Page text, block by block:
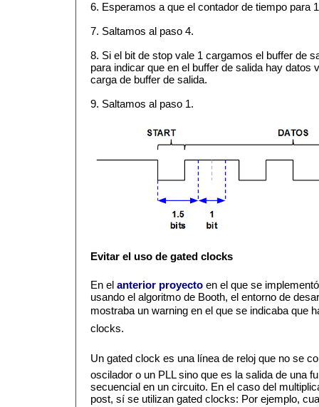
6. Esperamos a que el contador de tiempo para
7. Saltamos al paso 4.
8. Si el bit de stop vale 1 cargamos el buffer de
para indicar que en el buffer de salida hay datos
carga de buffer de salida.
9. Saltamos al paso 1.
Evitar el uso de gated clocks
En el anterior proyecto en el que se
usando el algoritmo de Booth, el entorno de
mostraba un warning en el que se indicaba que
clocks.
Un gated clock es una línea de reloj que no se
oscilador o un PLL sino que es la salida de una
secuencial en un circuito. En el caso del
post, sí se utilizan gated clocks: Por ejemplo,